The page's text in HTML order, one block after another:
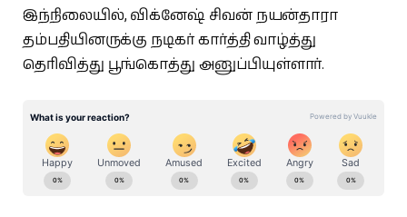
இந்நிலையில், விக்னேஷ் சிவன் நயன்தாரா
தம்பதியினருக்கு நடிகர் கார்த்தி வாழ்த்து
தெரிவித்து பூங்கொத்து அனுப்பியுள்ளார்.